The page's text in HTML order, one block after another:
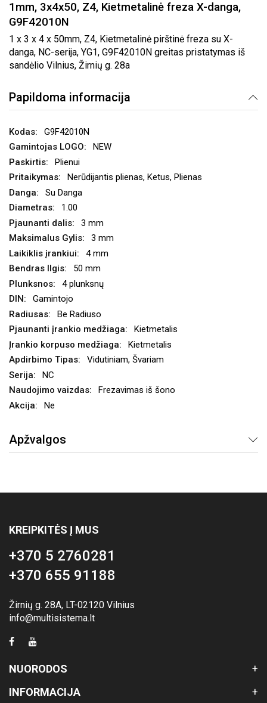
1mm, 3x4x50, Z4, Kietmetalinė freza X-danga,
G9F42010N
1 x 3 x 4 x 50mm, Z4, Kietmetalinė pirštinė freza su X-
danga, NC-serija, YG1, G9F42010N greitas pristatymas iš
sandėlio Vilnius, Žirnių g. 28a
Papildoma informacija
G9F42010N
NEW
Plienui
Nerūdijantis plienas, Ketus, Plienas
Su Danga
1.00
3 mm
3 mm
4 mm
50 mm
4 plunksnų
Gamintojo
Be Radiuso
Kietmetalis
Kietmetalis
Vidutiniam, Švariam
NC
Frezavimas iš šono
Ne
Apžvalgos
KREIPKITĖS Į MUS
+370 5 2760281
+370 655 91188
Žirnių g. 28A, LT-02120 Vilnius
info@multisistema.lt
NUORODOS
INFORMACIJA